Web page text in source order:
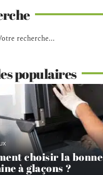
populaires
choisir la bonne
à glaçons ?